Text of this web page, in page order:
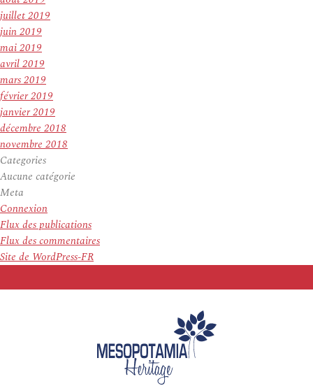
juillet 2019
juin 2019
mai 2019
avril 2019
mars 2019
février 2019
janvier 2019
décembre 2018
novembre 2018
Categories
Aucune catégorie
Meta
Connexion
Flux des publications
Flux des commentaires
Site de WordPress-FR